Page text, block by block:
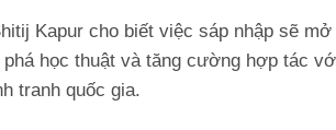
Kapur cho biết việc sáp nhập sẽ
học thuật và tăng cường hợp tác
tranh quốc gia.